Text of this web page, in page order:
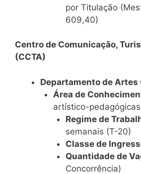
por Titulação
609,40)
Centro de Comunicação,
(CCTA)
Departamento de Artes
Área de
artístico-
Regime de
semanais (T-20)
Classe de
Quantidade de
Concorrência)